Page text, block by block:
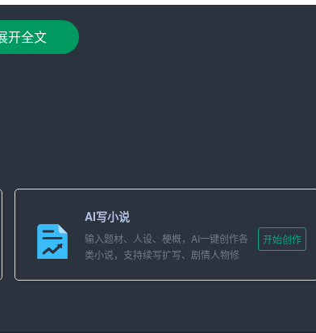
基础知识、软件工程、操作系统、网络技术等方面的掌
件管理、设备管理和作业管理。选项A、B、C均属于操
开全文
AI写小说
输入题材、人设、梗概，AI一键创作各
类小说，支持续写扩写、剧情人物修
开始创作